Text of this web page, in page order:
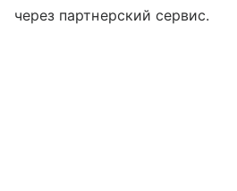
через партнерский сервис.